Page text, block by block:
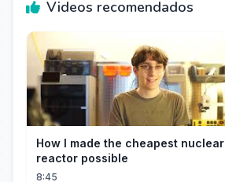
Videos recomendados
How I made the cheapest nuclear
reactor possible
8:45